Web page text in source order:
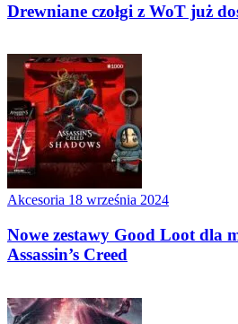
Drewniane czołgi z WoT już
Akcesoria 18 września 2024
Nowe zestawy Good Loot dla
Assassin’s Creed